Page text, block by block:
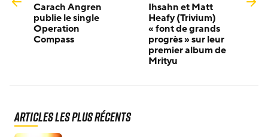
Carach Angren
publie le single
Operation
Compass
Ihsahn et Matt
Heafy (Trivium)
« font de grands
progrès » sur leur
premier album de
Mrityu
Articles les plus récents